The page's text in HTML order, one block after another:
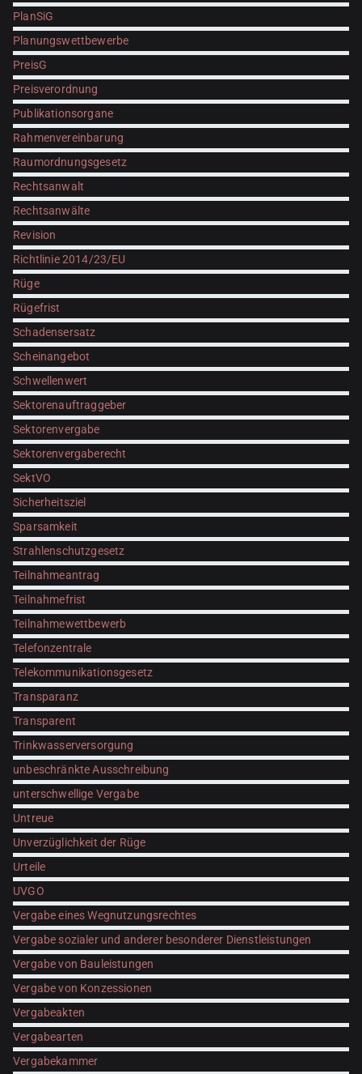
PlanSiG
Planungswettbewerbe
PreisG
Preisverordnung
Publikationsorgane
Rahmenvereinbarung
Raumordnungsgesetz
Rechtsanwalt
Rechtsanwälte
Revision
Richtlinie 2014/23/EU
Rüge
Rügefrist
Schadensersatz
Scheinangebot
Schwellenwert
Sektorenauftraggeber
Sektorenvergabe
Sektorenvergaberecht
SektVO
Sicherheitsziel
Sparsamkeit
Strahlenschutzgesetz
Teilnahmeantrag
Teilnahmefrist
Teilnahmewettbewerb
Telefonzentrale
Telekommunikationsgesetz
Transparanz
Transparent
Trinkwasserversorgung
unbeschränkte Ausschreibung
unterschwellige Vergabe
Untreue
Unverzüglichkeit der Rüge
Urteile
UVGO
Vergabe eines Wegnutzungsrechtes
Vergabe sozialer und anderer besonderer Dienstleistungen
Vergabe von Bauleistungen
Vergabe von Konzessionen
Vergabeakten
Vergabearten
Vergabekammer